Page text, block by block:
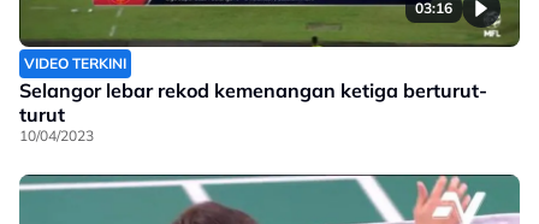
03:16
VIDEO TERKINI
Selangor lebar rekod kemenangan ketiga berturut-
turut
10/04/2023